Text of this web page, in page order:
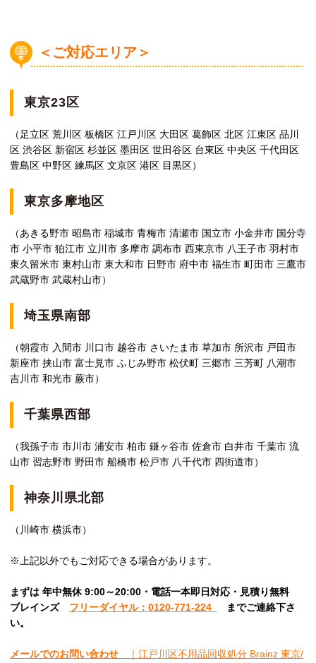
＜ご対応エリア＞
東京23区
（足立区 荒川区 板橋区 江戸川区 大田区 葛飾区 北区 江東区 品川
区 渋谷区 新宿区 杉並区 墨田区 世田谷区 台東区 中央区 千代田区
豊島区 中野区 練馬区 文京区 港区 目黒区）
東京多摩地区
（あきる野市 昭島市 稲城市 青梅市 清瀬市 国立市 小金井市 国分寺
市 小平市 狛江市 立川市 多摩市 調布市 西東京市 八王子市 羽村市
東久留米市 東村山市 東大和市 日野市 府中市 福生市 町田市 三鷹市
武蔵野市 武蔵村山市）
埼玉県南部
（朝霞市 入間市 川口市 越谷市 さいたま市 草加市 所沢市 戸田市
新座市 挟山市 富士見市 ふじみ野市 松伏町 三郷市 三芳町 八潮市
吉川市 和光市 蕨市）
千葉県西部
（我孫子市 市川市 浦安市 柏市 鎌ヶ谷市 佐倉市 白井市 千葉市 流
山市 習志野市 野田市 船橋市 松戸市 八千代市 四街道市）
神奈川県北部
（川崎市 横浜市）
※上記以外でもご対応できる場合があります。
まずは 年中無休 9:00～20:00・電話一本即日対応・見積り無料
ブレインズ フリーダイヤル：0120-771-224 までご連絡下さ
い。
メールでのお問い合わせ
｜江戸川区不用品回収処分 Brainz 東京/